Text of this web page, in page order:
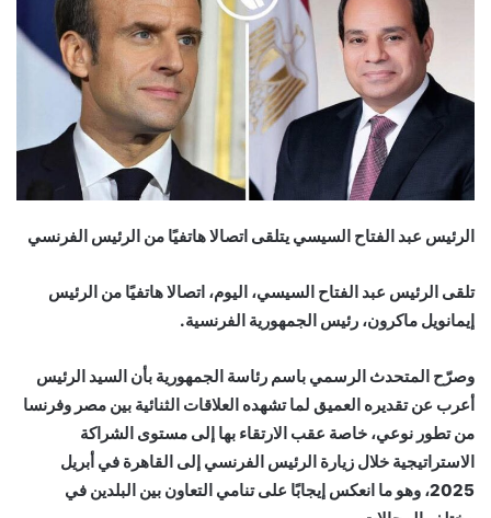
الرئيس عبد الفتاح السيسي يتلقى اتصالا هاتفيًا من الرئيس الفرنسي
تلقى الرئيس عبد الفتاح السيسي، اليوم، اتصالا هاتفيًا من الرئيس
إيمانويل ماكرون، رئيس الجمهورية الفرنسية.
وصرّح المتحدث الرسمي باسم رئاسة الجمهورية بأن السيد الرئيس
أعرب عن تقديره العميق لما تشهده العلاقات الثنائية بين مصر وفرنسا
من تطور نوعي، خاصة عقب الارتقاء بها إلى مستوى الشراكة
الاستراتيجية خلال زيارة الرئيس الفرنسي إلى القاهرة في أبريل
2025، وهو ما انعكس إيجابًا على تنامي التعاون بين البلدين في